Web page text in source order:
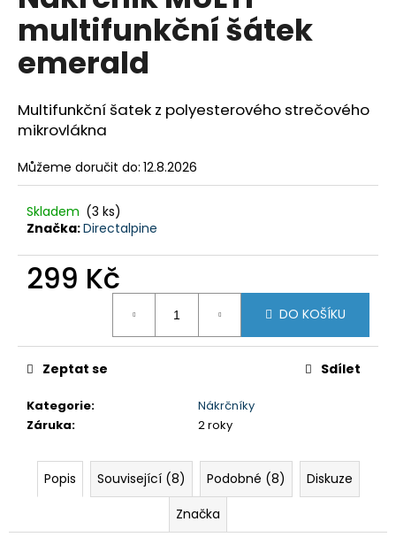
5
hvězdiček.
multifunkční šátek
emerald
Multifunkční šatek z polyesterového strečového
mikrovlákna
Můžeme doručit do: 12.8.2026
Skladem (3 ks)
Značka:Directalpine
299 Kč
DO KOŠÍKU
Kategorie:
Nákrčníky
Záruka: 2 roky
Zeptat se Sdílet
Popis Související (8) Podobné (8)
Diskuze
Značka
a
j
í
?
D
o
u
č
u